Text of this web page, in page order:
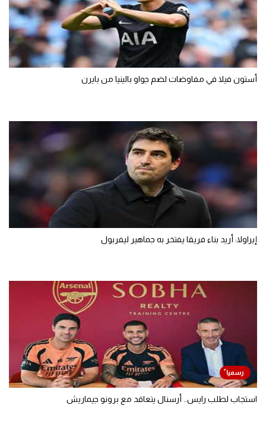
أستون فيلا في مفاوضات لضم جواو بالينيا من بايرن
إيراولا: أريد بناء فريقا يفتخر به جماهير ليفربول
استجاب لطلب رايس.. أرسنال يتعاقد مع برونو جيماريش